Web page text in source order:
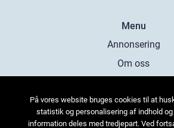
Menu
Annonsering
Om oss
Kontakta oss
Sitemap
På vores website bruges cookies til at
statistik og personalisering af indhold og
information deles med tredjepart. Ved